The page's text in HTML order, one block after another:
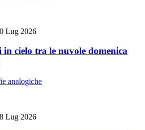
Lug 2026
in cielo tra le nuvole domenica
Lug 2026